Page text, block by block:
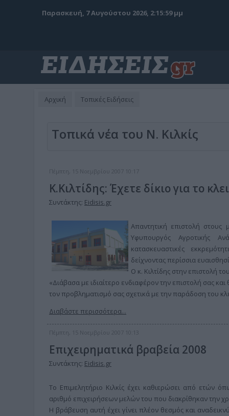
Παρασκευή, 7 Αυγούστου 2026, 2:16:01 μμ
Αρχική Τοπικές Ειδήσεις
Τοπικά νέα του Ν. Κιλκίς
Πέμπτη, 15 Νοεμβρίου 2007 10:17
Κ.Κιλτίδης: Έχετε δίκιο για το
Συντάκτης: Eidisis.gr
Απαντητική επιστολή στους
Υφυπουργός Αγροτικής
κατασκευαστικές
δείχνοντας περίσσια
Ο κ. Κιλτίδης στην επιστολή
«Διάβασα με ιδιαίτερο ενδιαφέρον την επιστολή σας
τον προβληματισμό σας σχετικά με την παράδοση του
Διαβάστε περισσότερα...
Πέμπτη, 15 Νοεμβρίου 2007 10:13
Επιχειρηματικά βραβεία 2008
Συντάκτης: Eidisis.gr
Το Επιμελητήριο Κιλκίς έχει καθιερώσει από ετών
αριθμό επιχειρήσεων μελών του που διακρίθηκαν την
Η βράβευση αυτή έχει γίνει πλέον θεσμός και